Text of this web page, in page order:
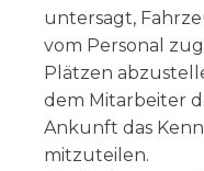
untersagt,
vom Personal
Plätzen
dem Mitarbeiter
Ankunft das
mitzuteilen.